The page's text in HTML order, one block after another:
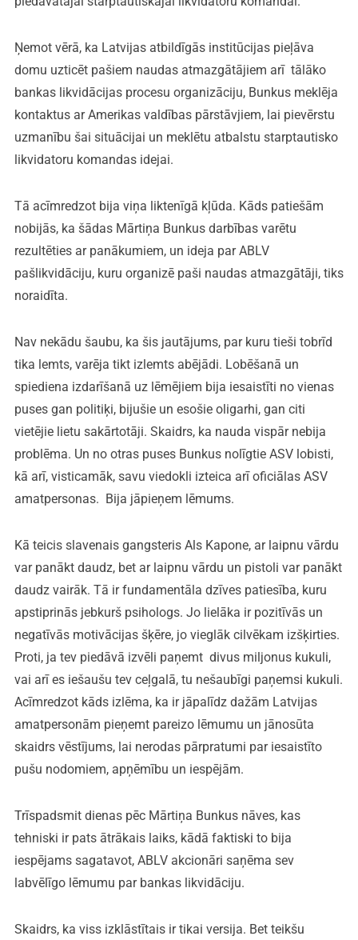
Ņemot vērā, ka Latvijas atbildīgās institūcijas pieļāva
domu uzticēt pašiem naudas atmazgātājiem arī tālāko
bankas likvidācijas procesu organizāciju, Bunkus meklēja
kontaktus ar Amerikas valdības pārstāvjiem, lai pievērstu
uzmanību šai situācijai un meklētu atbalstu starptautisko
likvidatoru komandas idejai.
Tā acīmredzot bija viņa liktenīgā kļūda. Kāds patiešām
nobijās, ka šādas Mārtiņa Bunkus darbības varētu
rezultēties ar panākumiem, un ideja par ABLV
pašlikvidāciju, kuru organizē paši naudas atmazgātāji, tiks
noraidīta.
Nav nekādu šaubu, ka šis jautājums, par kuru tieši tobrīd
tika lemts, varēja tikt izlemts abējādi. Lobēšanā un
spiediena izdarīšanā uz lēmējiem bija iesaistīti no vienas
puses gan politiķi, bijušie un esošie oligarhi, gan citi
vietējie lietu sakārtotāji. Skaidrs, ka nauda vispār nebija
problēma. Un no otras puses Bunkus nolīgtie ASV lobisti,
kā arī, visticamāk, savu viedokli izteica arī oficiālas ASV
amatpersonas. Bija jāpieņem lēmums.
Kā teicis slavenais gangsteris Als Kapone, ar laipnu vārdu
var panākt daudz, bet ar laipnu vārdu un pistoli var panākt
daudz vairāk. Tā ir fundamentāla dzīves patiesība, kuru
apstiprinās jebkurš psihologs. Jo lielāka ir pozitīvās un
negatīvās motivācijas šķēre, jo vieglāk cilvēkam izšķirties.
Proti, ja tev piedāvā izvēli paņemt divus miljonus kukuli,
vai arī es iešaušu tev ceļgalā, tu nešaubīgi paņemsi kukuli.
Acīmredzot kāds izlēma, ka ir jāpalīdz dažām Latvijas
amatpersonām pieņemt pareizo lēmumu un jānosūta
skaidrs vēstījums, lai nerodas pārpratumi par iesaistīto
pušu nodomiem, apņēmību un iespējām.
Trīspadsmit dienas pēc Mārtiņa Bunkus nāves, kas
tehniski ir pats ātrākais laiks, kādā faktiski to bija
iespējams sagatavot, ABLV akcionāri saņēma sev
labvēlīgo lēmumu par bankas likvidāciju.
Skaidrs, ka viss izklāstītais ir tikai versija. Bet teikšu